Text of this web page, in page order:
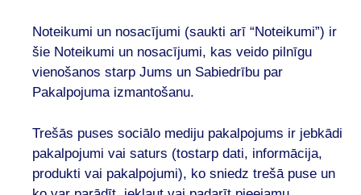
Noteikumi un nosacījumi (saukti arī “Noteikumi”) ir
šie Noteikumi un nosacījumi, kas veido pilnīgu
vienošanos starp Jums un Sabiedrību par
Pakalpojuma izmantošanu.
Trešās puses sociālo mediju pakalpojums ir jebkādi
pakalpojumi vai saturs (tostarp dati, informācija,
produkti vai pakalpojumi), ko sniedz trešā puse un